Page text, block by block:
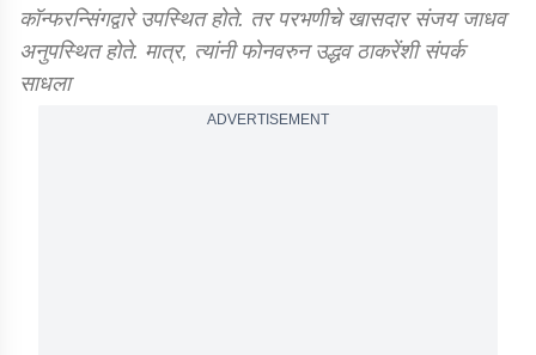
कॉन्फरन्सिंगद्वारे उपस्थित होते. तर परभणीचे खासदार संजय जाधव
अनुपस्थित होते. मात्र, त्यांनी फोनवरुन उद्धव ठाकरेंशी संपर्क
साधला
ADVERTISEMENT